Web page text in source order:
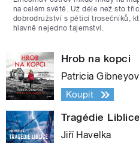
na celém světě. Už déle než sto
dobrodružství s pěticí trosečníků,
hlavně nejedno tajemství.
Hrob na kopci
Patricia
Koupit
Tragédie Liblice
Jiří Havelka